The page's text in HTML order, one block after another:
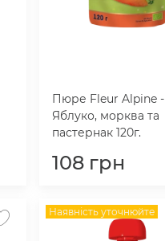
Пюре Fleur Alpine -
Яблуко, морква та
пастернак 120г.
108 грн
Наявність уточнюйте